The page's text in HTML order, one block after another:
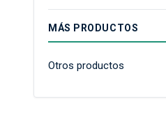
MÁS PRODUCTOS
Otros productos